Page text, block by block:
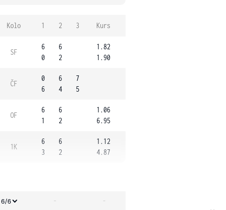
Kolo 1 2 3 Kurs
SF
6
0
6
2
1.82
1.90
ČF
0
6
6
4
7
5
OF
6
1
6
2
1.06
6.95
1K
6
3
6
2
1.12
4.87
6/6 - -